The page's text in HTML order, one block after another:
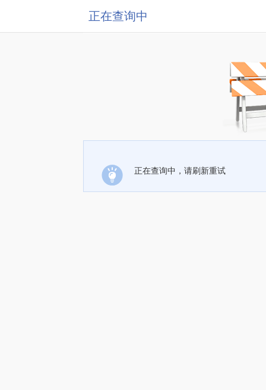
正在查询中
正在查询中，请刷新重试